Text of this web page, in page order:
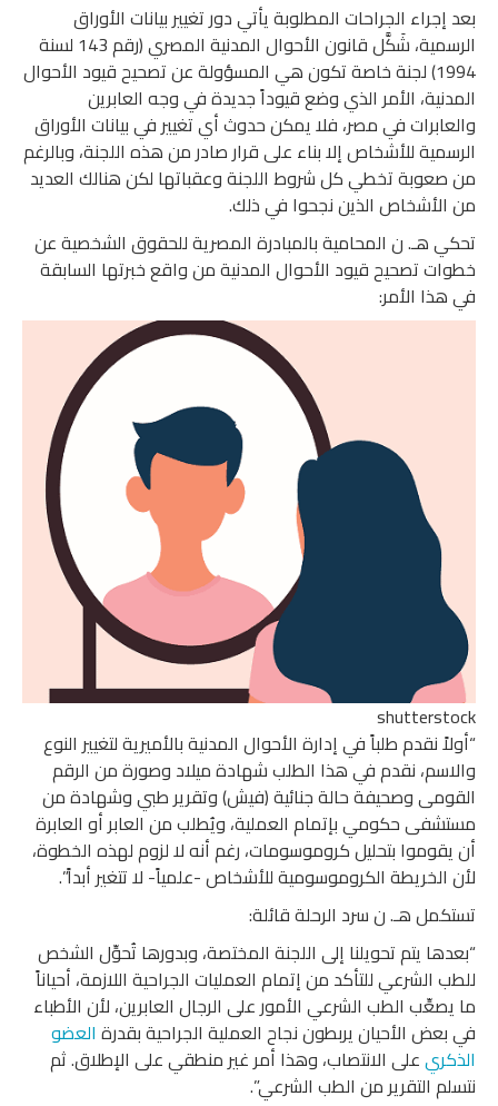
بعد إجراء الجراحات المطلوبة يأتي دور تغيير بيانات الأوراق
الرسمية، شَكَّل قانون الأحوال المدنية المصري (رقم 143 لسنة
1994) لجنة خاصة تكون هي المسؤولة عن تصحيح قيود الأحوال
المدنية، الأمر الذي وضع قيوداً جديدة في وجه العابرين
والعابرات في مصر، فلا يمكن حدوث أي تغيير في بيانات الأوراق
الرسمية للأشخاص إلا بناء على قرار صادر من هذه اللجنة، وبالرغم
من صعوبة تخطي كل شروط اللجنة وعقباتها لكن هنالك العديد
من الأشخاص الذين نجحوا في ذلك.
تحكي هـ. ن المحامية بالمبادرة المصرية للحقوق الشخصية عن
خطوات تصحيح قيود الأحوال المدنية من واقع خبرتها السابقة
في هذا الأمر:
shutterstock
“أولاً نقدم طلباً في إدارة الأحوال المدنية بالأميرية لتغيير النوع
والاسم، نقدم في هذا الطلب شهادة ميلاد وصورة من الرقم
القومى وصحيفة حالة جنائية (فيش) وتقرير طبي وشهادة من
مستشفى حكومي بإتمام العملية، ويُطلب من العابر أو العابرة
أن يقوموا بتحليل كروموسومات، رغم أنه لا لزوم لهذه الخطوة،
لأن الخريطة الكروموسومية للأشخاص -علمياً- لا تتغير أبداً”.
تستكمل هـ. ن سرد الرحلة قائلة:
“بعدها يتم تحويلنا إلى اللجنة المختصة، وبدورها تُحوِّل الشخص
للطب الشرعي للتأكد من إتمام العمليات الجراحية اللازمة، أحياناً
ما يصعِّب الطب الشرعي الأمور على الرجال العابرين، لأن الأطباء
في بعض الأحيان يربطون نجاح العملية الجراحية بقدرة العضو
الذكريعلى الانتصاب، وهذا أمر غير منطقي على الإطلاق. ثم
نتسلم التقرير من الطب الشرعي”.